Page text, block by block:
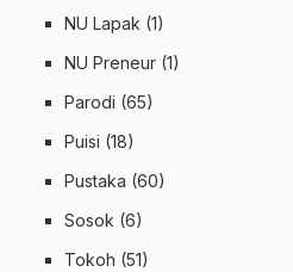
NU Lapak (1)
NU Preneur (1)
Parodi (65)
Puisi (18)
Pustaka (60)
Sosok (6)
Tokoh (51)